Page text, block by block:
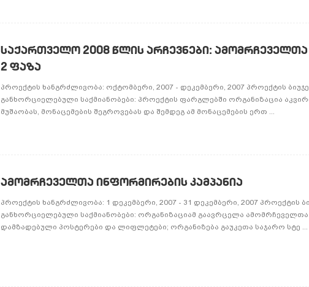
ᲡᲐᲥᲐᲠᲗᲕᲔᲚᲝ 2008 ᲬᲚᲘᲡ ᲐᲠᲩᲔᲕᲜᲔᲑᲘ: ᲐᲛᲝᲛᲠᲩᲔᲕᲔᲚᲗᲐ
2 ᲤᲐᲖᲐ
პროექტის ხანგრძლივობა: ოქტომბერი, 2007 - დეკემბერი, 2007 პროექტის
განხორციელებული საქმიანობები: პროექტის ფარგლებში ორგანიზაცია
მუშაობას, მონაცემების შეგროვებას და შემდეგ ამ მონაცემების ერთ ...
ᲐᲛᲝᲛᲠᲩᲔᲕᲔᲚᲗᲐ ᲘᲜᲤᲝᲠᲛᲘᲠᲔᲑᲘᲡ ᲙᲐᲛᲞᲐᲜᲘᲐ
პროექტის ხანგრძლივობა: 1 დეკემბერი, 2007 - 31 დეკემბერი, 2007 პროექტის
განხორციელებული საქმიანობები: ორგანიზაციამ გაავრცელა
დამზადებული პოსტერები და ლიფლეტები; ორგანიზება გაუკეთა საჯარო სტე ...